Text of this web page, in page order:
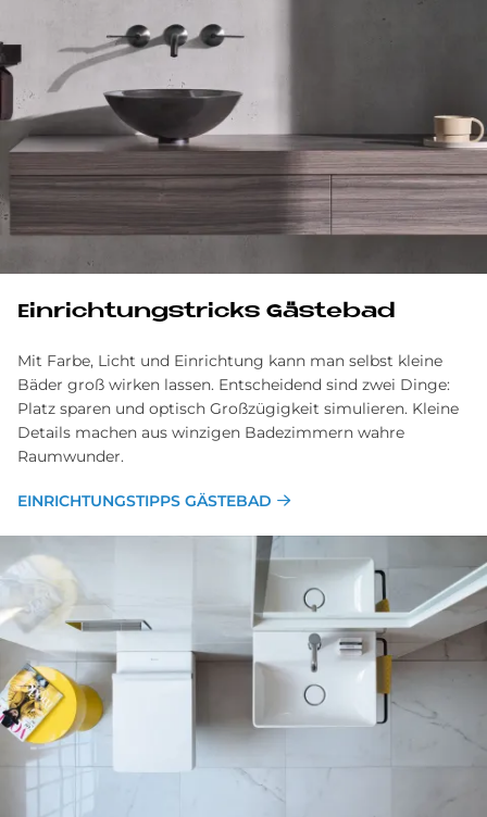
Einrichtungstricks Gästebad
Mit Farbe, Licht und Einrichtung kann man selbst kleine
Bäder groß wirken lassen. Entscheidend sind zwei Dinge:
Platz sparen und optisch Großzügigkeit simulieren. Kleine
Details machen aus winzigen Badezimmern wahre
Raumwunder.
EINRICHTUNGSTIPPS GÄSTEBAD